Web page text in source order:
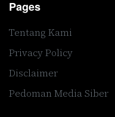
Pages
Tentang Kami
Privacy Policy
Disclaimer
Pedoman Media Siber